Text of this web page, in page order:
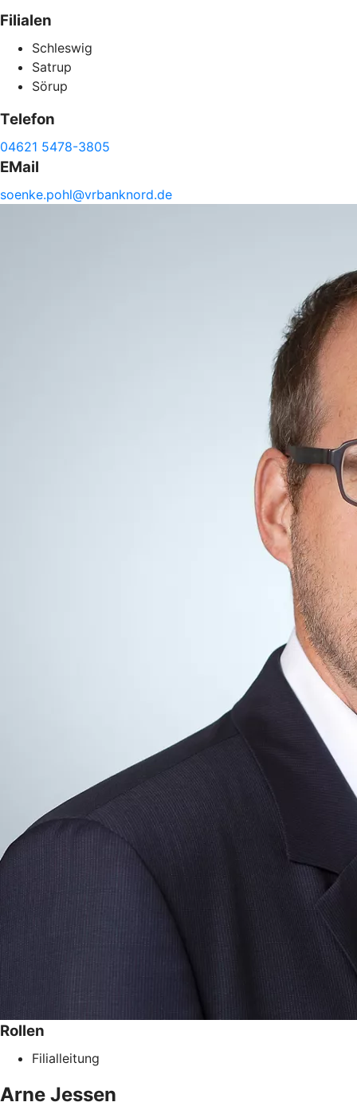
Filialen
Schleswig
Satrup
Sörup
Telefon
04621 5478-3805
EMail
soenke.pohl@vrbanknord.de
Rollen
Filialleitung
Arne Jessen